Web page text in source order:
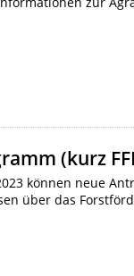
(kurz
können neue
über das